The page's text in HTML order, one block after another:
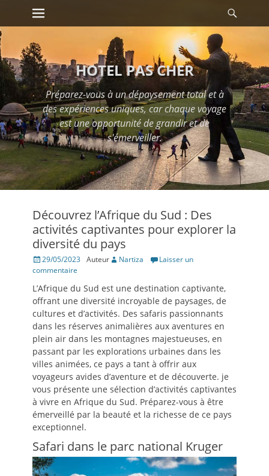
Passer
au
Premier menu
HOTEL PAS CHER
Préparez-vous à un dépaysement total et à
des expériences uniques, car chaque voyage
est une opportunité de grandir et de
s'émerveiller.
Découvrez l’Afrique du Sud : Des
activités captivantes pour explorer la
diversité du pays
Posté
le
29/05/2023 Auteur Nartiza
Laisser un
commentaire
L’Afrique du Sud est une destination captivante,
offrant une diversité incroyable de paysages, de
cultures et d’activités. Des safaris passionnants
dans les réserves animalières aux aventures en
plein air dans les montagnes majestueuses, en
passant par les explorations urbaines dans les
villes animées, ce pays a tant à offrir aux
voyageurs avides d’aventure et de découverte. je
vous présente une sélection d’activités captivantes
à vivre en Afrique du Sud. Préparez-vous à être
émerveillé par la beauté et la richesse de ce pays
exceptionnel.
Safari dans le parc national Kruger